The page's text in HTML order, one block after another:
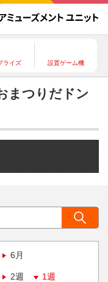
ライズ 設置ゲーム機
まつりだドン
6月
2週 1週